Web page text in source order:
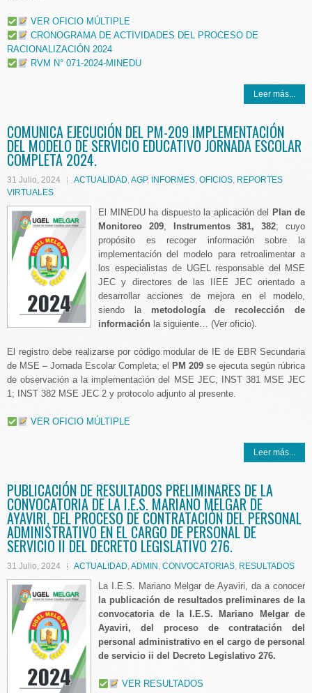
VER OFICIO MÚLTIPLE
CRONOGRAMA DE ACTIVIDADES DEL PROCESO DE
RACIONALIZACIÓN 2024
RVM N° 071-2024-MINEDU
Leer más...
COMUNICA EJECUCIÓN DEL PM-209 IMPLEMENTACIÓN
DEL MODELO DE SERVICIO EDUCATIVO JORNADA ESCOLAR
COMPLETA 2024.
31 Julio, 2024 ACTUALIDAD,AGP, INFORMES, OFICIOS, REPORTES
VIRTUALES
El MINEDU ha dispuesto la aplicación del
Plan de
Monitoreo 209, Instrumentos 381, 382; cuyo
propósito es recoger información sobre la
implementación del modelo para retroalimentar a
los especialistas de UGEL responsable del MSE
JEC y directores de las IIEE JEC orientado a
desarrollar acciones de mejora en el modelo,
siendo la metodología de recolección de
información la siguiente… (Ver oficio).
El registro debe realizarse por código modular de IE de EBR Secundaria
de MSE – Jornada Escolar Completa; el PM 209 se ejecuta según rúbrica
de observación a la implementación del MSE JEC, INST 381 MSE JEC
1; INST 382 MSE JEC 2 y protocolo adjunto al presente.
VER OFICIO MÚLTIPLE
Leer más...
PUBLICACIÓN DE RESULTADOS PRELIMINARES DE LA
CONVOCATORIA DE LA I.E.S. MARIANO MELGAR DE
AYAVIRI, DEL PROCESO DE CONTRATACIÓN DEL PERSONAL
ADMINISTRATIVO EN EL CARGO DE PERSONAL DE
SERVICIO II DEL DECRETO LEGISLATIVO 276.
31 Julio, 2024 ACTUALIDAD,ADMIN , CONVOCATORIAS, RESULTADOS
La I.E.S. Mariano Melgar de Ayaviri, da a conocer
la publicación de resultados preliminares de la
convocatoria de la I.E.S. Mariano Melgar de
Ayaviri, del proceso de contratación del
personal administrativo en el cargo de personal
de servicio ii del Decreto Legislativo 276.
VER RESULTADOS